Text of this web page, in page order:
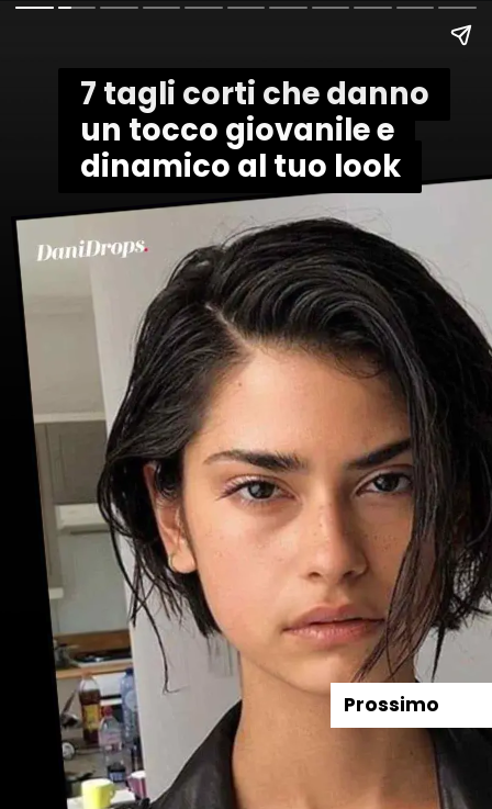
7 tagli corti che danno
un tocco giovanile e
dinamico al tuo look
7 tagli corti che danno
un tocco giovanile e
dinamico al tuo look
Prossimo